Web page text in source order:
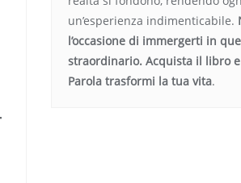
un’esperienza indimenticabile.
l’occasione di immergerti in
straordinario. Acquista il libro
Parola trasformi la tua vita.